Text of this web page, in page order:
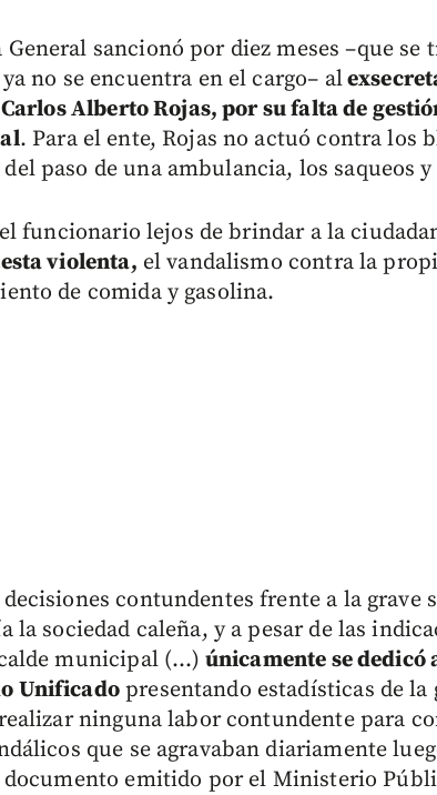
sancionó por diez meses –que se
no se encuentra en el cargo– al
Alberto Rojas, por su falta de
. Para el ente, Rojas no actuó contra los
paso de una ambulancia, los saqueos y
funcionario lejos de brindar a la
violenta, el vandalismo contra la
de comida y gasolina.
contundentes frente a la grave
la sociedad caleña, y a pesar de las
municipal (...) únicamente se dedicó
Unificadopresentando estadísticas de la
ninguna labor contundente para
que se agravaban diariamente
documento emitido por el Ministerio